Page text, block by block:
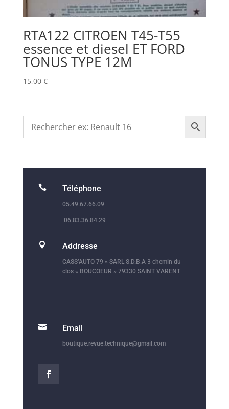
RTA122 CITROEN T45-T55
essence et diesel ET FORD
TONUS TYPE 12M
15,00 €
 Téléphone
05.49.67.66.09
06.83.36.84.29
 Addresse
CASS’AUTO 79 » SARL S.D.B.A 3 chemin du
clos « BOUCOEUR » 79330 SAINT VARENT
 Email
boutique.revue.technique@gmail.com